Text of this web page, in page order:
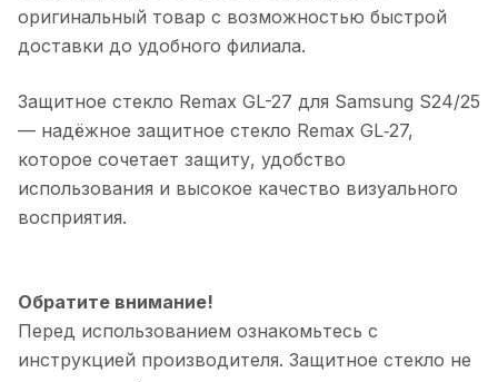
оригинальный товар с возможностью быстрой
доставки до удобного филиала.
Защитное стекло Remax GL-27 для Samsung S24/25
— надёжное защитное стекло Remax GL‑27,
которое сочетает защиту, удобство
использования и высокое качество визуального
восприятия.
Обратите внимание!
Перед использованием ознакомьтесь с
инструкцией производителя. Защитное стекло не